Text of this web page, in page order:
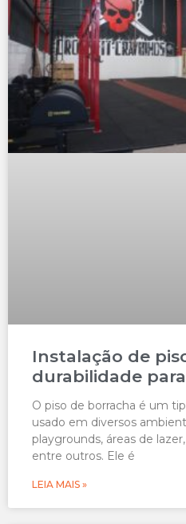
Instalação de
durabilidade
O piso de borracha é um
usado em diversos
playgrounds, áreas de
entre outros. Ele é
LEIA MAIS »